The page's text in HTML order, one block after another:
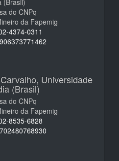
do CNPq
da Fapemig
4374-0311
Universidade
(Brasil)
do CNPq
da Fapemig
8535-6828